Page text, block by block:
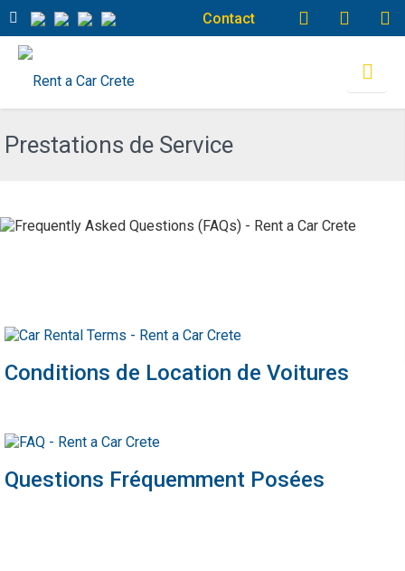
Contact
Prestations de Service
Conditions de Location de Voitures
Questions Fréquemment Posées